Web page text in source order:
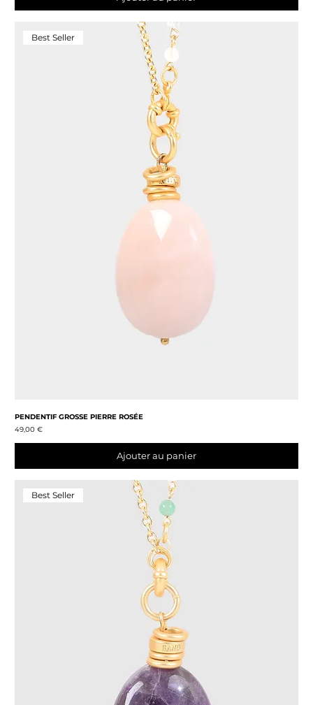
Best Seller
PENDENTIF GROSSE PIERRE ROSÉE
Prix
49,00 €
Ajouter au panier
Best Seller